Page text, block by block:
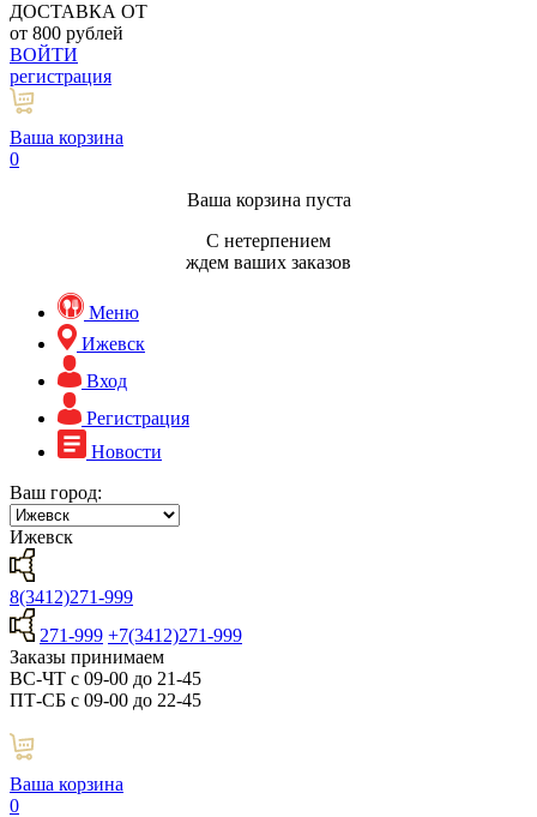
ДОСТАВКА ОТ
от 800 рублей
ВОЙТИ
регистрация
Ваша корзина
0
Ваша корзина пуста
С нетерпением
ждем ваших заказов
Меню
Ижевск
Вход
Регистрация
Новости
Ваш город:
Ижевск
8(3412)271-999
271-999 +7(3412)271-999
Заказы принимаем
ВС-ЧТ с 09-00 до 21-45
ПТ-СБ с 09-00 до 22-45
Ваша корзина
0